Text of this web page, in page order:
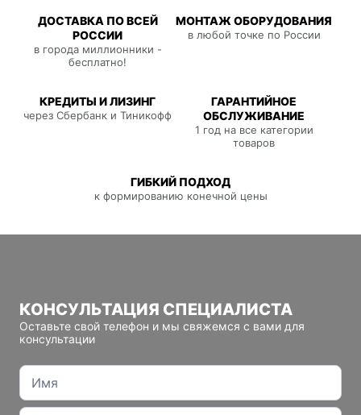
ДОСТАВКА ПО ВСЕЙ
РОССИИ
в города миллионники -
бесплатно!
МОНТАЖ ОБОРУДОВАНИЯ
в любой точке по России
КРЕДИТЫ И ЛИЗИНГ
через Сбербанк и Тиникофф
ГАРАНТИЙНОЕ
ОБСЛУЖИВАНИЕ
1 год на все категории
товаров
ГИБКИЙ ПОДХОД
к формированию конечной цены
КОНСУЛЬТАЦИЯ СПЕЦИАЛИСТА
Оставьте свой телефон и мы свяжемся с вами для
консультации